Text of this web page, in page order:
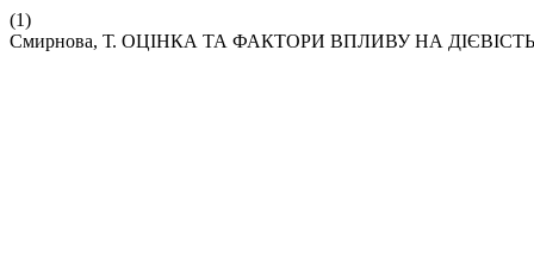
(1)
Смирнова, Т. ОЦІНКА ТА ФАКТОРИ ВПЛИВУ НА